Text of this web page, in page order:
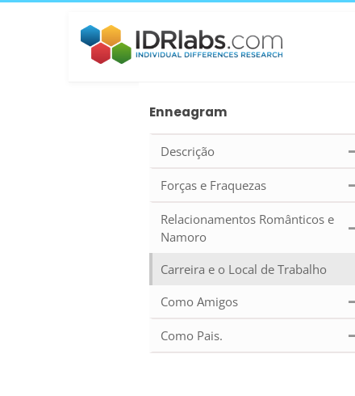
Enneagram
Descrição
Forças e Fraquezas
Relacionamentos Românticos e
Namoro
Carreira e o Local de Trabalho
Como Amigos
Como Pais.